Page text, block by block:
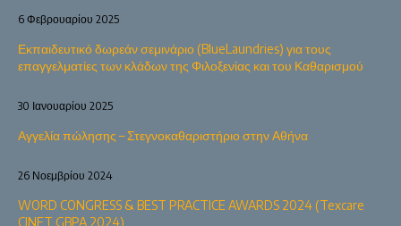
Εκπαιδευτικό δωρεάν σεμινάριο (BlueLaundries) για τους
επαγγελματίες των κλάδων της Φιλοξενίας και του Καθαρισμού
6 Φεβρουαρίου 2025
Αγγελία πώλησης – Στεγνοκαθαριστήριο στην Αθήνα
30 Ιανουαρίου 2025
WORD CONGRESS & BEST PRACTICE AWARDS 2024 (Texcare
CINET GBPA 2024)
26 Νοεμβρίου 2024